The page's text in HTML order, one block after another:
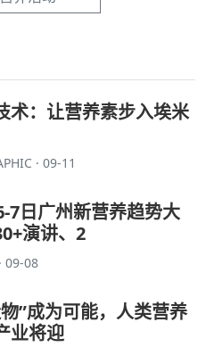
术：让营养素步入埃米
· 09-11
7日广州新营养趋势大
演讲、2
09-08
”成为可能，人类营养
业将迎